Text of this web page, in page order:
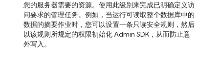
您的服务器需要的资源。使用此级别来完成已明确定义访
问要求的管理任务。例如，当运行可读取整个数据库中的
数据的摘要作业时，您可以设置一条只读安全规则，然后
以该规则所规定的权限初始化 Admin SDK，从而防止意
外写入。